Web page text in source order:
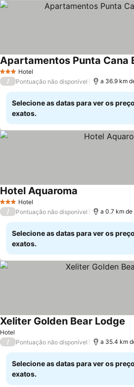
3 EstrelasHotel
Apartamentos Punta Cana
/ Pontuação não disponível a 36.9 km
Selecione as datas para ver os
exatos.
3 EstrelasHotel
Hotel Aquaroma
/ Pontuação não disponível a 0.7 km
Selecione as datas para ver os
exatos.
Hotel
Xeliter Golden Bear Lodge
/ Pontuação não disponível a 35.4 km
Selecione as datas para ver os
exatos.